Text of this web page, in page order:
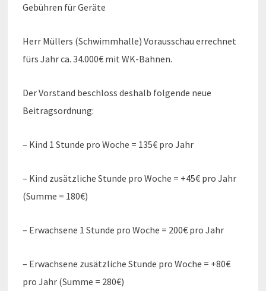
Gebühren für Geräte
Herr Müllers (Schwimmhalle) Vorausschau errechnet
fürs Jahr ca. 34.000€ mit WK-Bahnen.
Der Vorstand beschloss deshalb folgende neue
Beitragsordnung:
– Kind 1 Stunde pro Woche = 135€ pro Jahr
– Kind zusätzliche Stunde pro Woche = +45€ pro Jahr
(Summe = 180€)
– Erwachsene 1 Stunde pro Woche = 200€ pro Jahr
– Erwachsene zusätzliche Stunde pro Woche = +80€
pro Jahr (Summe = 280€)